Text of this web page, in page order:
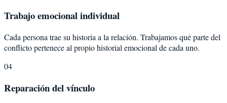
Trabajo emocional individual
Cada persona trae su historia a la relación. Trabajamos qué parte del
conflicto pertenece al propio historial emocional de cada uno.
04
Reparación del vínculo